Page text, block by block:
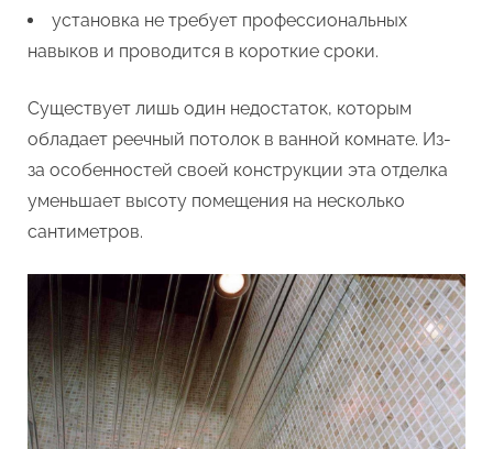
установка не требует профессиональных
навыков и проводится в короткие сроки.
Существует лишь один недостаток, которым
обладает реечный потолок в ванной комнате. Из-
за особенностей своей конструкции эта отделка
уменьшает высоту помещения на несколько
сантиметров.